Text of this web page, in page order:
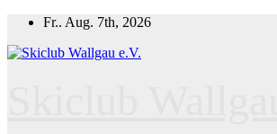
Zum
springen
Fr.. Aug. 7th, 2026